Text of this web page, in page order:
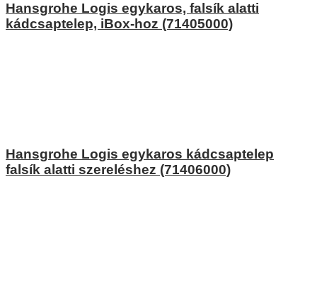
Hansgrohe Logis egykaros, falsík alatti
kádcsaptelep, iBox-hoz (71405000)
Hansgrohe Logis egykaros kádcsaptelep
falsík alatti szereléshez (71406000)